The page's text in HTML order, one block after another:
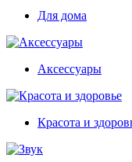
Для дома
Аксессуары
Красота и